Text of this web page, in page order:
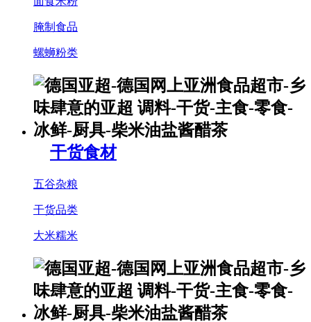
腌制食品
螺蛳粉类
干货食材
五谷杂粮
干货品类
大米糯米